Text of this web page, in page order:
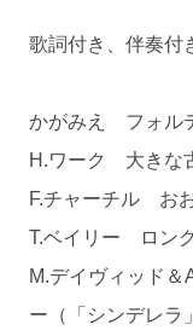
歌詞付き、伴奏付
かがみえ フォル
H.ワーク 大きな
F.チャーチル お
T.ベイリー ロン
M.デイヴィッド
ー（「シンデレラ